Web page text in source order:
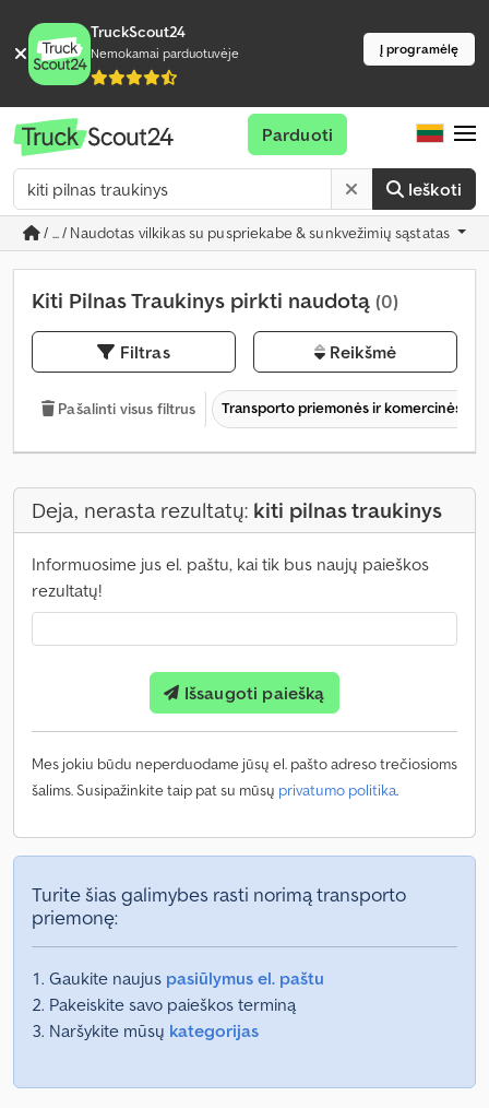
TruckScout24
Nemokamai parduotuvėje Į programėlę
Ieškoti
Parduoti
/ ... / Naudotas vilkikas su puspriekabe & sunkvežimių sąstatas
Kiti Pilnas Traukinys pirkti naudotą (0)
Filtras Reikšmė
Pašalinti visus filtrus Transporto priemonės ir komercinės
Deja, nerasta rezultatų: kiti pilnas traukinys
Informuosime jus el. paštu, kai tik bus naujų paieškos
rezultatų!
Išsaugoti paiešką
Mes jokiu būdu neperduodame jūsų el. pašto adreso trečiosioms
šalims. Susipažinkite taip pat su mūsų privatumo politika.
Turite šias galimybes rasti norimą transporto
priemonę:
Gaukite naujus pasiūlymus el. paštu
Pakeiskite savo paieškos terminą
Naršykite mūsų kategorijas